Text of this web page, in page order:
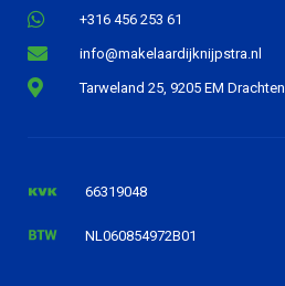
+316 456 253 61
info@makelaardijknijpstra.nl
Tarweland 25, 9205 EM Drachten
66319048
NL060854972B01